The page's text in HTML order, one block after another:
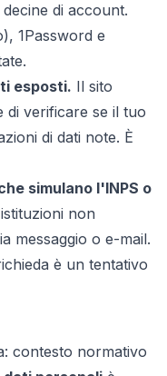
di account.
1Password e
esposti. Il sito
di verificare se il tuo
di dati note. È
simulano l'INPS o
non
messaggio o e-mail.
è un tentativo
contesto normativo